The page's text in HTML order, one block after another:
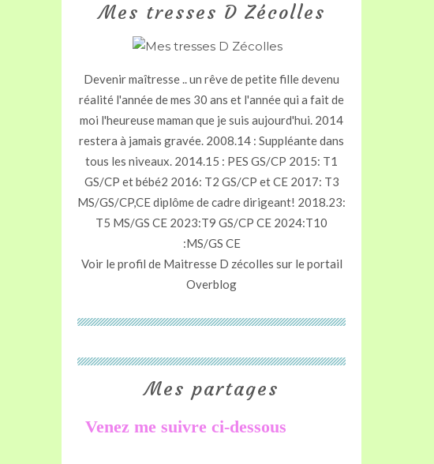
Mes tresses D Zécolles
Devenir maîtresse .. un rêve de petite fille devenu
réalité l'année de mes 30 ans et l'année qui a fait de
moi l'heureuse maman que je suis aujourd'hui. 2014
restera à jamais gravée. 2008.14 : Suppléante dans
tous les niveaux. 2014.15 : PES GS/CP 2015: T1
GS/CP et bébé2 2016: T2 GS/CP et CE 2017: T3
MS/GS/CP,CE diplôme de cadre dirigeant! 2018.23:
T5 MS/GS CE 2023:T9 GS/CP CE 2024:T10
:MS/GS CE
Voir le profil de Maitresse D zécolles sur le portail
Overblog
Mes partages
Venez me suivre ci-dessous